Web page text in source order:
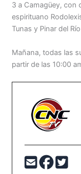
3 a Camagüey, con
espirituano
Tunas y Pinar del
Mañana, todas las
partir de las 10:00